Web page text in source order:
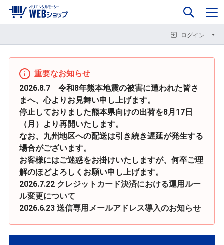
企業情報
ログイン
カート 0
重要なお知らせ
2026.8.7 令和8年熊本地震の被害に遭われた皆さ
まへ、心よりお見舞い申し上げます。
停止しておりました熊本県向けの出荷を8月17日
（月）より再開いたします。
なお、九州地区への配送は引き続き遅延が発生する
場合がございます。
お客様にはご迷惑をお掛けいたしますが、何卒ご理
解のほどよろしくお願い申し上げます。
2026.7.22 クレジットカード決済における運用ルー
ル変更について
2026.6.23 送信専用メールアドレス導入のお知らせ